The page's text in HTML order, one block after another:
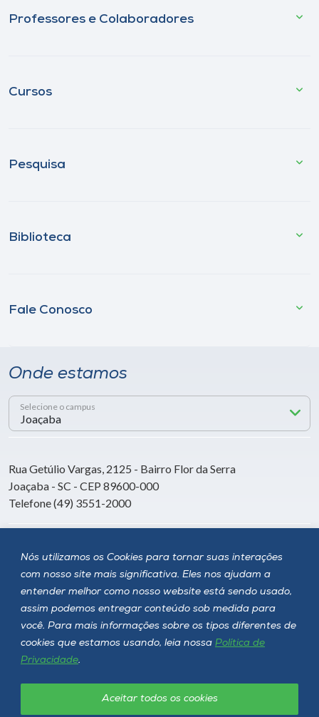
Nós utilizamos os Cookies para tornar suas interações
com nosso site mais significativa. Eles nos ajudam a
entender melhor como nosso website está sendo usado,
assim podemos entregar conteúdo sob medida para
você. Para mais informações sobre os tipos diferentes de
cookies que estamos usando, leia nossa Política de
Privacidade.
Aceitar todos os cookies
Professores e Colaboradores
Cursos
Pesquisa
Biblioteca
Fale Conosco
Onde estamos
Selecione o campus
Rua Getúlio Vargas, 2125 - Bairro Flor da Serra
Joaçaba - SC - CEP 89600-000
Telefone (49) 3551-2000
Siga a Unoesc
Política de privacidade LGPD